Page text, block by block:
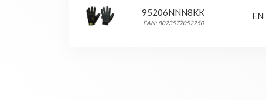
95206NNN8KK
EAN: 8023577052250